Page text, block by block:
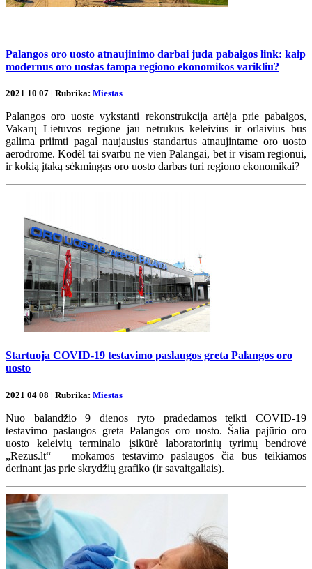
Palangos oro uosto atnaujinimo darbai juda pabaigos link: kaip
modernus oro uostas tampa regiono ekonomikos varikliu?
2021 10 07 | Rubrika: Miestas
Palangos oro uoste vykstanti rekonstrukcija artėja prie pabaigos,
Vakarų Lietuvos regione jau netrukus keleivius ir orlaivius bus
galima priimti pagal naujausius standartus atnaujintame oro uosto
aerodrome. Kodėl tai svarbu ne vien Palangai, bet ir visam regionui,
ir kokią įtaką sėkmingas oro uosto darbas turi regiono ekonomikai?
Startuoja COVID-19 testavimo paslaugos greta Palangos oro
uosto
2021 04 08 | Rubrika: Miestas
Nuo balandžio 9 dienos ryto pradedamos teikti COVID-19
testavimo paslaugos greta Palangos oro uosto. Šalia pajūrio oro
uosto keleivių terminalo įsikūrė laboratorinių tyrimų bendrovė
„Rezus.lt“ – mokamos testavimo paslaugos čia bus teikiamos
derinant jas prie skrydžių grafiko (ir savaitgaliais).